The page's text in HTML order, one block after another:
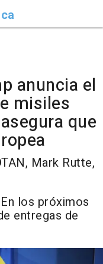
anuncia el
misiles
que
Mark Rutte,
los próximos
entregas de